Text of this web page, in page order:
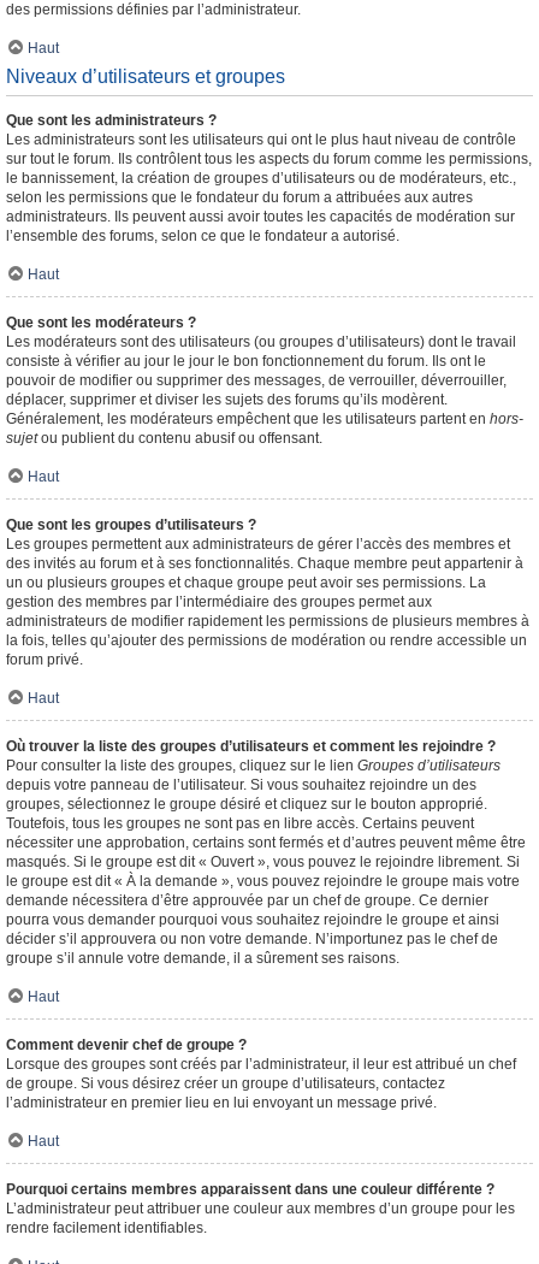
des permissions définies par l’administrateur.
Haut
Niveaux d’utilisateurs et groupes
Que sont les administrateurs ?
Les administrateurs sont les utilisateurs qui ont le plus haut niveau de contrôle
sur tout le forum. Ils contrôlent tous les aspects du forum comme les permissions,
le bannissement, la création de groupes d’utilisateurs ou de modérateurs, etc.,
selon les permissions que le fondateur du forum a attribuées aux autres
administrateurs. Ils peuvent aussi avoir toutes les capacités de modération sur
l’ensemble des forums, selon ce que le fondateur a autorisé.
Haut
Que sont les modérateurs ?
Les modérateurs sont des utilisateurs (ou groupes d’utilisateurs) dont le travail
consiste à vérifier au jour le jour le bon fonctionnement du forum. Ils ont le
pouvoir de modifier ou supprimer des messages, de verrouiller, déverrouiller,
déplacer, supprimer et diviser les sujets des forums qu’ils modèrent.
Généralement, les modérateurs empêchent que les utilisateurs partent en hors-
sujetou publient du contenu abusif ou offensant.
Haut
Que sont les groupes d’utilisateurs ?
Les groupes permettent aux administrateurs de gérer l’accès des membres et
des invités au forum et à ses fonctionnalités. Chaque membre peut appartenir à
un ou plusieurs groupes et chaque groupe peut avoir ses permissions. La
gestion des membres par l’intermédiaire des groupes permet aux
administrateurs de modifier rapidement les permissions de plusieurs membres à
la fois, telles qu’ajouter des permissions de modération ou rendre accessible un
forum privé.
Haut
Où trouver la liste des groupes d’utilisateurs et comment les rejoindre ?
Pour consulter la liste des groupes, cliquez sur le lien Groupes d’utilisateurs
depuis votre panneau de l’utilisateur. Si vous souhaitez rejoindre un des
groupes, sélectionnez le groupe désiré et cliquez sur le bouton approprié.
Toutefois, tous les groupes ne sont pas en libre accès. Certains peuvent
nécessiter une approbation, certains sont fermés et d’autres peuvent même être
masqués. Si le groupe est dit « Ouvert », vous pouvez le rejoindre librement. Si
le groupe est dit « À la demande », vous pouvez rejoindre le groupe mais votre
demande nécessitera d’être approuvée par un chef de groupe. Ce dernier
pourra vous demander pourquoi vous souhaitez rejoindre le groupe et ainsi
décider s’il approuvera ou non votre demande. N’importunez pas le chef de
groupe s’il annule votre demande, il a sûrement ses raisons.
Haut
Comment devenir chef de groupe ?
Lorsque des groupes sont créés par l’administrateur, il leur est attribué un chef
de groupe. Si vous désirez créer un groupe d’utilisateurs, contactez
l’administrateur en premier lieu en lui envoyant un message privé.
Haut
Pourquoi certains membres apparaissent dans une couleur différente ?
L’administrateur peut attribuer une couleur aux membres d’un groupe pour les
rendre facilement identifiables.